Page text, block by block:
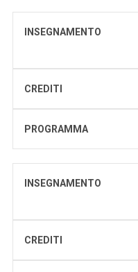
INSEGNAMENTO
CREDITI
PROGRAMMA
INSEGNAMENTO
CREDITI